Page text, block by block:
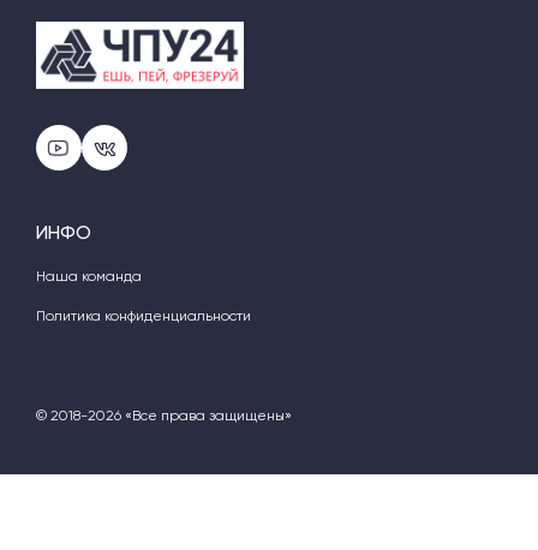
ИНФО
Наша команда
Политика конфиденциальности
© 2018-2026 «Все права защищены»